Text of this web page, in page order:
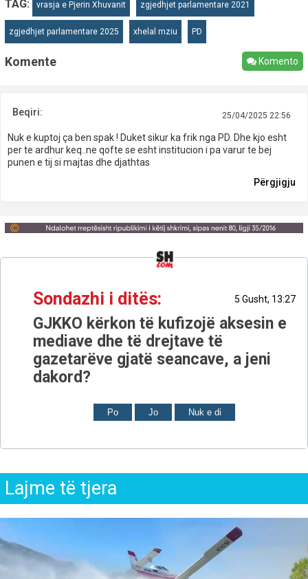
TAG: vrasja e Pjerin Xhuvanit zgjedhjet parlamentare 2021
zgjedhjet parlamentare 2025 xhelal mziu PD
Komente Komento
Beqiri: 25/04/2025 22:56
Nuk e kuptoj ça ben spak ! Duket sikur ka frik nga PD. Dhe kjo esht
per te ardhur keq..ne qofte se esht institucion i pa varur te bej
punen e tij si majtas dhe djathtas
Përgjigju
Sondazhi i ditës: 5 Gusht, 13:27
GJKKO kërkon të kufizojë aksesin e
mediave dhe të drejtave të
gazetarëve gjatë seancave, a jeni
dakord?
Po Jo Nuk e di
Lajme të tjera